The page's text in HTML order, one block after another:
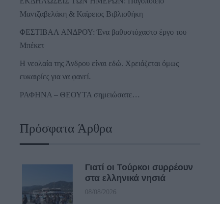
Μαντζαβελάκη & Καΐρειος Βιβλιοθήκη
ΦΕΣΤΙΒΑΛ ΑΝΔΡΟΥ: Ένα βαθυστόχαστο έργο του
Μπέκετ
Η νεολαία της Άνδρου είναι εδώ. Χρειάζεται όμως
ευκαιρίες για να φανεί.
ΡΑΦΗΝΑ – ΘΕΟΥΤΑ σημειώσατε…
Πρόσφατα Άρθρα
Γιατί οι Τούρκοι συρρέουν
στα ελληνικά νησιά
08/08/2026